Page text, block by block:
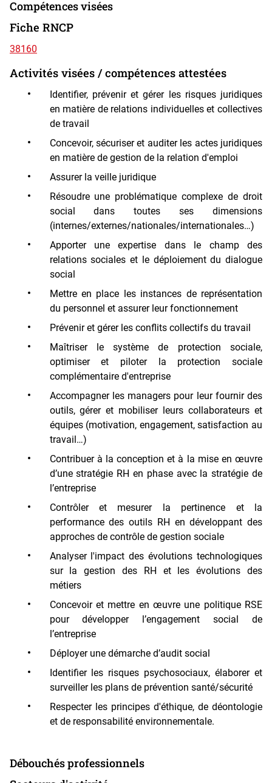
Compétences visées
Fiche RNCP
38160
Activités visées / compétences attestées
Identifier, prévenir et gérer les risques juridiques
en matière de relations individuelles et collectives
de travail
Concevoir, sécuriser et auditer les actes juridiques
en matière de gestion de la relation d'emploi
Assurer la veille juridique
Résoudre une problématique complexe de droit
social dans toutes ses dimensions
(internes/externes/nationales/internationales…)
Apporter une expertise dans le champ des
relations sociales et le déploiement du dialogue
social
Mettre en place les instances de représentation
du personnel et assurer leur fonctionnement
Prévenir et gérer les conflits collectifs du travail
Maîtriser le système de protection sociale,
optimiser et piloter la protection sociale
complémentaire d'entreprise
Accompagner les managers pour leur fournir des
outils, gérer et mobiliser leurs collaborateurs et
équipes (motivation, engagement, satisfaction au
travail…)
Contribuer à la conception et à la mise en œuvre
d’une stratégie RH en phase avec la stratégie de
l’entreprise
Contrôler et mesurer la pertinence et la
performance des outils RH en développant des
approches de contrôle de gestion sociale
Analyser l'impact des évolutions technologiques
sur la gestion des RH et les évolutions des
métiers
Concevoir et mettre en œuvre une politique RSE
pour développer l’engagement social de
l’entreprise
Déployer une démarche d’audit social
Identifier les risques psychosociaux, élaborer et
surveiller les plans de prévention santé/sécurité
Respecter les principes d'éthique, de déontologie
et de responsabilité environnementale.
Débouchés professionnels